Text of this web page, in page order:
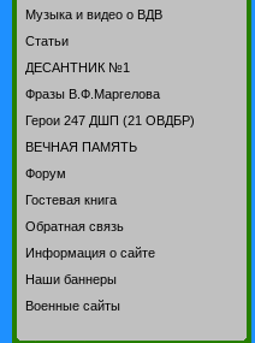
Музыка и видео о ВДВ
Статьи
ДЕСАНТНИК №1
Фразы В.Ф.Маргелова
Герои 247 ДШП (21 ОВДБР)
ВЕЧНАЯ ПАМЯТЬ
Форум
Гостевая книга
Обратная связь
Информация о сайте
Наши баннеры
Военные сайты